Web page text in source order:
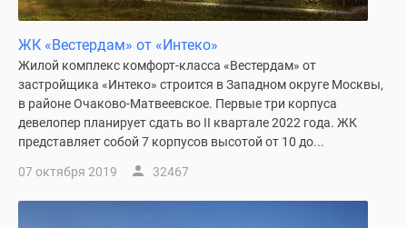
новостроек
Москвы
Подмосковья
Студии
комнатные
комнатные
ЖК «Вестердам» от «Интеко»
Жилой комплекс комфорт-класса «Вестердам» от
застройщика «Интеко» строится в Западном округе Москвы,
в районе Очаково-Матвеевское. Первые три корпуса
девелопер планирует сдать во II квартале 2022 года. ЖК
представляет собой 7 корпусов высотой от 10 до...
07 октября 2019 32467